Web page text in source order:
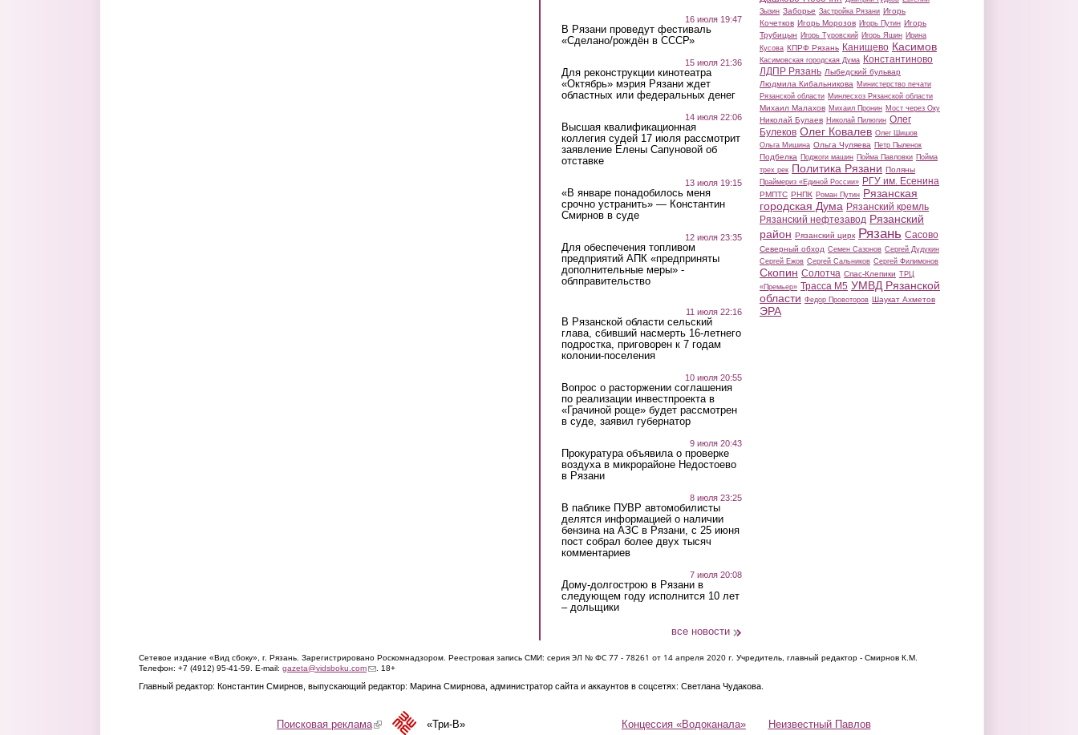
16 июля 19:47
В Рязани проведут фестиваль
«Сделано/рождён в СССР»
15 июля 21:36
Для реконструкции кинотеатра
«Октябрь» мэрия Рязани ждет
областных или федеральных денег
14 июля 22:06
Высшая квалификационная
коллегия судей 17 июля рассмотрит
заявление Елены Сапуновой об
отставке
13 июля 19:15
«В январе понадобилось меня
срочно устранить» — Константин
Смирнов в суде
12 июля 23:35
Для обеспечения топливом
предприятий АПК «предприняты
дополнительные меры» -
облправительство
11 июля 22:16
В Рязанской области сельский
глава, сбивший насмерть 16-летнего
подростка, приговорен к 7 годам
колонии-поселения
10 июля 20:55
Вопрос о расторжении соглашения
по реализации инвестпроекта в
«Грачиной роще» будет рассмотрен
в суде, заявил губернатор
9 июля 20:43
Прокуратура объявила о проверке
воздуха в микрорайоне Недостоево
в Рязани
8 июля 23:25
В паблике ПУВР автомобилисты
делятся информацией о наличии
бензина на АЗС в Рязани, с 25 июня
пост собрал более двух тысяч
комментариев
7 июля 20:08
Дому-долгострою в Рязани в
следующем году исполнится 10 лет
– дольщики
все новости
Зызин Заборье Застройка Рязани Игорь
Кочетков Игорь Морозов Игорь Путин Игорь
Трубицын Игорь Туровский Игорь Яшин Ирина
Кусова КПРФ Рязань Канищево Касимов
Касимовская городская Дума Константиново
ЛДПР Рязань Лыбедский бульвар
Людмила Кибальникова Министерство печати
Рязанской области Минлесхоз Рязанской области
Михаил Малахов Михаил Пронин Мост через Оку
Николай Булаев Николай Пилюгин Олег
Булеков Олег Ковалев Олег Шишов
Ольга Мишина Ольга Чуляева Петр Пыленок
Подбелка Поджоги машин Пойма Павловки Пойма
трех рек Политика Рязани Поляны
Праймериз «Единой России» РГУ им. Есенина
РМПТС РНПК Роман Путин Рязанская
городская Дума Рязанский кремль
Рязанский нефтезавод Рязанский
район Рязанский цирк Рязань Сасово
Северный обход Семен Сазонов Сергей Дудукин
Сергей Ежов Сергей Сальников Сергей Филимонов
Скопин Солотча Спас-Клепики ТРЦ
«Премьер» Трасса М5 УМВД Рязанской
области Федор Провоторов Шаукат Ахметов
ЭРА
Сетевое издание «Вид сбоку», г. Рязань. Зарегистрировано Роскомнадзором. Реестровая запись СМИ: серия ЭЛ № ФС 77 - 78261 от 14 апреля 2020 г. Учредитель, главный редактор - Смирнов К.М.
Телефон: +7 (4912) 95-41-59. E-mail: gazeta@vidsboku.com(link sends e-mail)
. 18+
Главный редактор: Константин Смирнов, выпускающий редактор: Марина Смирнова, администратор сайта и аккаунтов в соцсетях: Светлана Чудакова.
Концессия «Водоканала» Неизвестный Павлов
Поисковая реклама(link is external)«Три-В»